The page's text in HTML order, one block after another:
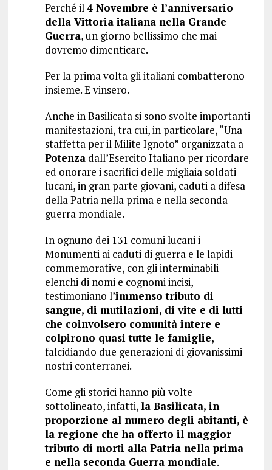
Perché il4 Novembre è l’anniversario
della Vittoria italiana nella Grande
Guerra, un giorno bellissimo che mai
dovremo dimenticare.
Per la prima volta gli italiani combatterono
insieme. E vinsero.
Anche in Basilicata si sono svolte importanti
manifestazioni, tra cui, in particolare, “Una
staffetta per il Milite Ignoto” organizzata a
Potenzadall’Esercito Italiano per ricordare
ed onorare i sacrifici delle migliaia soldati
lucani, in gran parte giovani, caduti a difesa
della Patria nella prima e nella seconda
guerra mondiale.
In ognuno dei 131 comuni lucani i
Monumenti ai caduti di guerra e le lapidi
commemorative, con gli interminabili
elenchi di nomi e cognomi incisi,
testimoniano l’immenso tributo di
sangue, di mutilazioni, di vite e di lutti
che coinvolsero comunità intere e
colpirono quasi tutte le famiglie,
falcidiando due generazioni di giovanissimi
nostri conterranei.
Come gli storici hanno più volte
sottolineato, infatti,la Basilicata, in
proporzione al numero degli abitanti, è
la regione che ha offerto il maggior
tributo di morti alla Patria nella prima
e nella seconda Guerra mondiale.